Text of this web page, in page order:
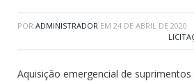
POR ADMINISTRADOR EM 24 DE ABRIL DE 2020
Aquisição emergencial de